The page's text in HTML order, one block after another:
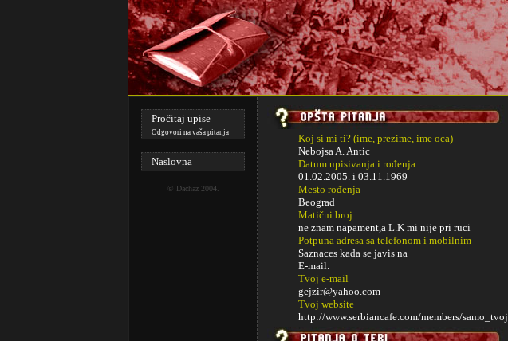
Pročitaj upise
Odgovori na vaša pitanja
Naslovna
© Dachaz2004.
Koj si mi ti? (ime, prezime, ime oca)
Nebojsa A. Antic
Datum upisivanja i rođenja
01.02.2005. i 03.11.1969
Mesto rođenja
Beograd
Matični broj
ne znam napament,a L.K mi nije pri ruci
Potpuna adresa sa telefonom i mobilnim
Saznaces kada se javis na
E-mail.
Tvoj e-mail
gejzir@yahoo.com
Tvoj website
http://www.serbiancafe.com/members/samo_tvoj